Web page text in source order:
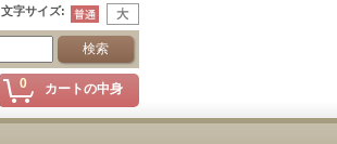
文字サイズ:
0 カートの中身